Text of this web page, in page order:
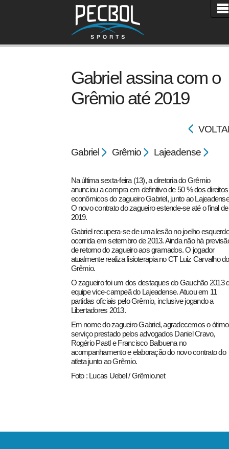
pecbol.com
Gabriel assina com o
Grêmio até 2019
Gabriel Grêmio Lajeadense
Na última sexta-feira (13), a diretoria do Grêmio
anunciou a compra em definitivo de 50 % dos direitos
econômicos do zagueiro Gabriel, junto ao
O novo contrato do zagueiro estende-se até o final de
2019.
Gabriel recupera-se de uma lesão no joelho
ocorrida em setembro de 2013. Ainda não há
de retorno do zagueiro aos gramados. O jogador
atualmente realiza fisioterapia no CT Luiz Carvalho do
Grêmio.
O zagueiro foi um dos destaques do Gauchão 2013
equipe vice-campeã do Lajeadense. Atuou em 11
partidas oficiais pelo Grêmio, inclusive jogando a
Libertadores 2013.
Em nome do zagueiro Gabriel, agradecemos o ótimo
serviço prestado pelos advogados Daniel Cravo,
Rogério Pastl e Francisco Balbuena no
acompanhamento e elaboração do novo contrato do
atleta junto ao Grêmio.
Foto : Lucas Uebel / Grêmio.net